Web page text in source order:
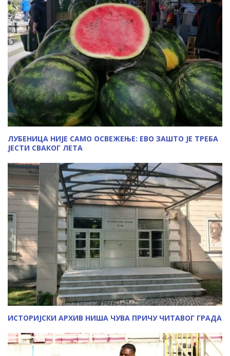
ЛУБЕНИЦА НИЈЕ САМО ОСВЕЖЕЊЕ: ЕВО ЗАШТО ЈЕ ТРЕБА
ЈЕСТИ СВАКОГ ЛЕТА
ИСТОРИЈСКИ АРХИВ НИША ЧУВА ПРИЧУ ЧИТАВОГ ГРАДА